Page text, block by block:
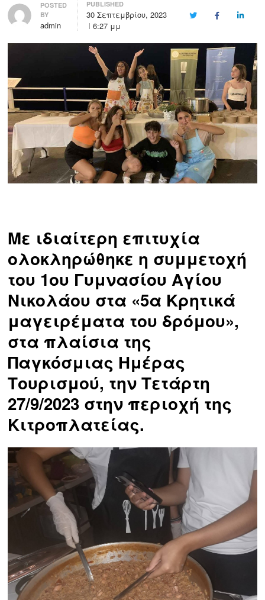
Author
POSTED
BY
admin
PUBLISHED
30 Σεπτεμβρίου, 2023
6:27 μμ
TwitterFacebook
Με ιδιαίτερη επιτυχία
ολοκληρώθηκε η συμμετοχή
του 1ου Γυμνασίου Αγίου
Νικολάου στα «5α Κρητικά
μαγειρέματα του δρόμου»,
στα πλαίσια της
Παγκόσμιας Ημέρας
Τουρισμού, την Τετάρτη
27/9/2023 στην περιοχή της
Κιτροπλατείας.